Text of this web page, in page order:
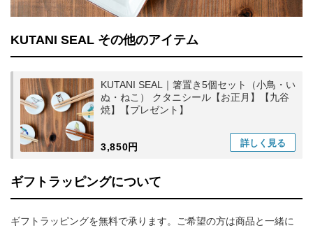
KUTANI SEAL その他のアイテム
KUTANI SEAL｜箸置き5個セット（小鳥・い
ぬ・ねこ） クタニシール【お正月】【九谷
焼】【プレゼント】
3,850円 詳しく 見る
ギフトラッピングについて
ギフトラッピングを無料で承ります。ご希望の方は商品と一緒に